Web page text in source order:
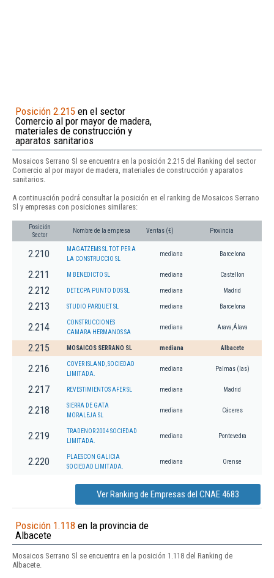
Posición 2.215 en el sector
Comercio al por mayor de madera,
materiales de construcción y
aparatos sanitarios
Mosaicos Serrano Sl se encuentra en la posición 2.215 del Ranking del sector
Comercio al por mayor de madera, materiales de construcción y aparatos
sanitarios.
A continuación podrá consultar la posición en el ranking de Mosaicos Serrano
Sl y empresas con posiciones similares:
Posición
Sector
Nombre de la empresa Ventas (€) Provincia
2.210
MAGATZEMS SL TOT PER A
LA CONSTRUCCIO SL
mediana Barcelona
2.211 M BENEDICTO SL mediana Castellon
2.212 DETECPA PUNTO DOS SL mediana Madrid
2.213 STUDIO PARQUET SL mediana Barcelona
2.214
CONSTRUCCIONES
CAMARA HERMANOS SA
mediana Arava,Álava
2.215 MOSAICOS SERRANO SL mediana Albacete
2.216
COVER ISLAND, SOCIEDAD
LIMITADA.
mediana Palmas (las)
2.217 REVESTIMIENTOS AFER SL mediana Madrid
2.218
SIERRA DE GATA
MORALEJA SL
mediana Cáceres
2.219
TRADENOR 2004 SOCIEDAD
LIMITADA.
mediana Pontevedra
2.220
PLAESCON GALICIA
SOCIEDAD LIMITADA.
mediana Orense
Ver Ranking de Empresas del CNAE 4683
Posición 1.118 en la provincia de
Albacete
Mosaicos Serrano Sl se encuentra en la posición 1.118 del Ranking de
Albacete.